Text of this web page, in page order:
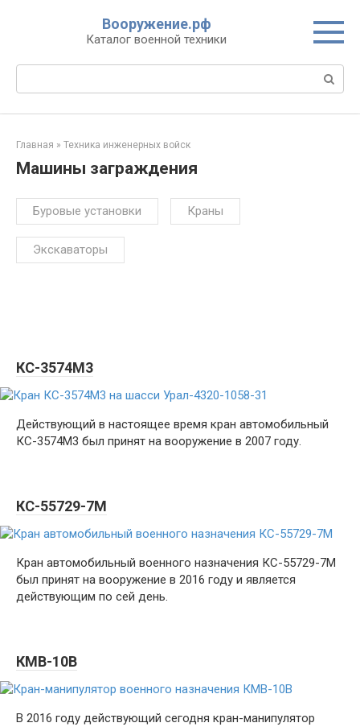
Вооружение.рф
Каталог военной техники
Поиск:
Главная » Техника инженерных войск
Машины заграждения
Буровые установки Краны
Экскаваторы
КС-3574М3
Действующий в настоящее время кран автомобильный
КС-3574М3 был принят на вооружение в 2007 году.
КС-55729-7М
Кран автомобильный военного назначения КС-55729-7М
был принят на вооружение в 2016 году и является
действующим по сей день.
КМВ-10В
В 2016 году действующий сегодня кран-манипулятор